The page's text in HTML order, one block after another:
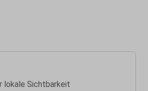
lokale Sichtbarkeit